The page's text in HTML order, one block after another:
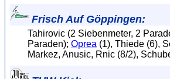
Frisch Auf Göppingen:
Tahirovic (2 Siebenmeter, 2
Paraden); Oprea (1), Thiede (6),
Markez, Anusic, Rnic (8/2),